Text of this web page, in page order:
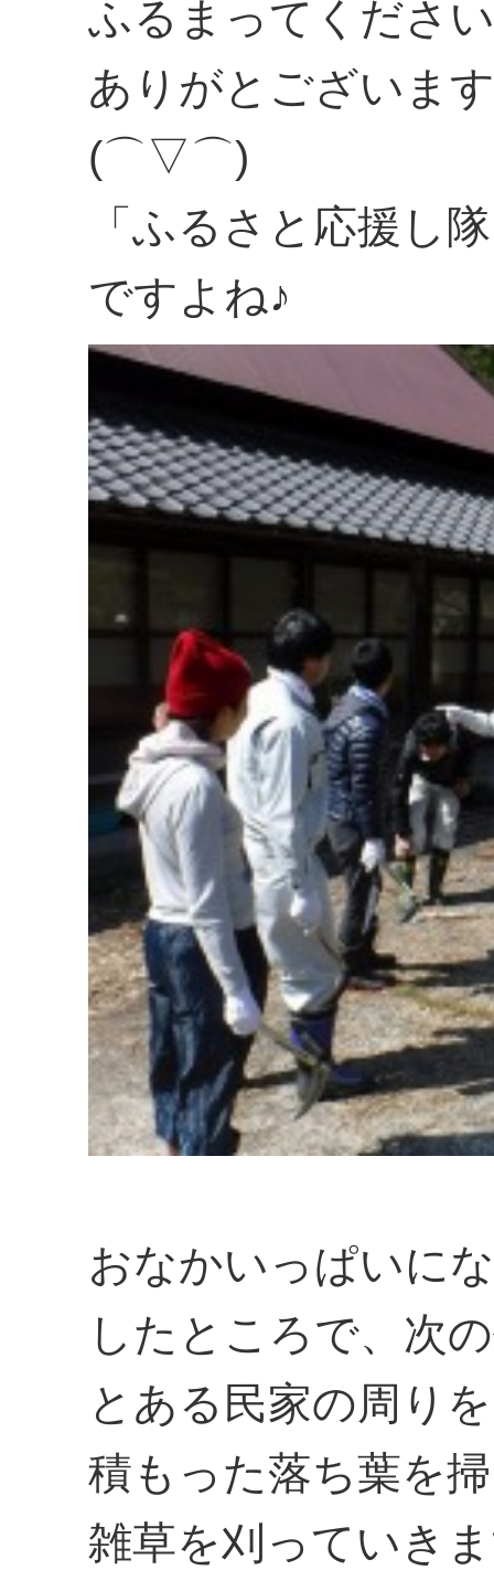
ふるまってくださ
ありがとございま
(⌒▽⌒)
「ふるさと応援し
ですよね♪
おなかいっぱいに
したところで、次
とある民家の周り
積もった落ち葉を
雑草を刈っていき